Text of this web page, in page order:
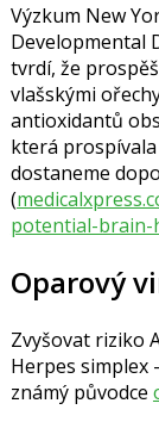
Výzkum New
Developmental
tvrdí, že
vlašskými
antioxidantů
která
dostaneme
(
potential-brain-
Oparový
Zvyšovat riziko
Herpes simplex
známý původce